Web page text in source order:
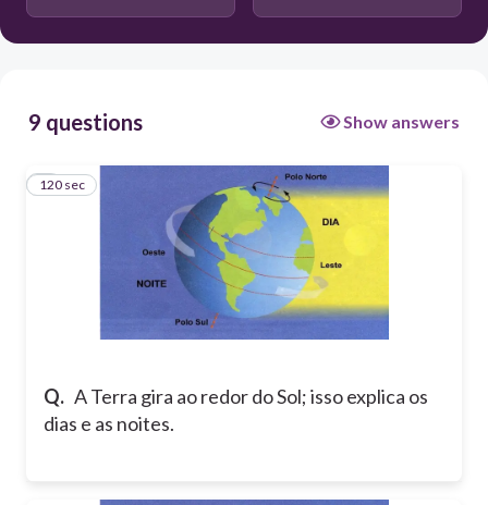
9 questions Show answers
Q. A Terra gira ao redor do Sol; isso explica os
dias e as noites.
1
120 sec